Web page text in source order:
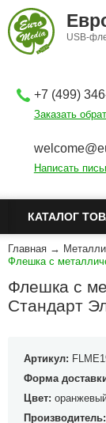
Перейти к
USB-
+7 (499)
Заказать
Написать
КАТАЛОГ
Главная →
Флешка с
Флешка с
Стандарт
Артикул:
Форма
Цвет: